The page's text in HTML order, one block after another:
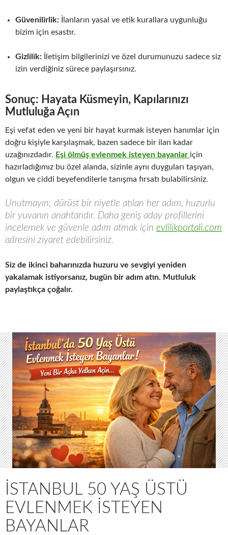
Güvenilirlik: İlanların yasal ve etik kurallara uygunluğu
bizim için esastır.
Gizlilik: İletişim bilgilerinizi ve özel durumunuzu sadece siz
izin verdiğiniz sürece paylaşırsınız.
Sonuç: Hayata Küsmeyin, Kapılarınızı
Mutluluğa Açın
Eşi vefat eden ve yeni bir hayat kurmak isteyen hanımlar için
doğru kişiyle karşılaşmak, bazen sadece bir ilan kadar
uzağınızdadır. Eşi ölmüş evlenmek isteyen bayanlar için
hazırladığımız bu özel alanda, sizinle aynı duyguları taşıyan,
olgun ve ciddi beyefendilerle tanışma fırsatı bulabilirsiniz.
Unutmayın; dürüst bir niyetle atılan her adım, huzurlu
bir yuvanın anahtarıdır. Daha geniş aday profillerini
incelemek ve güvenle adım atmak için evlilikportali.com
adresini ziyaret edebilirsiniz.
Siz de ikinci baharınızda huzuru ve sevgiyi yeniden
yakalamak istiyorsanız, bugün bir adım atın. Mutluluk
paylaştıkça çoğalır.
İSTANBUL 50 YAŞ ÜSTÜ
EVLENMEK İSTEYEN
BAYANLAR